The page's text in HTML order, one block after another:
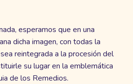
esperamos que en una
dicha imagen, con todas la
reintegrada a la procesión del
su lugar en la emblemática
de los Remedios.